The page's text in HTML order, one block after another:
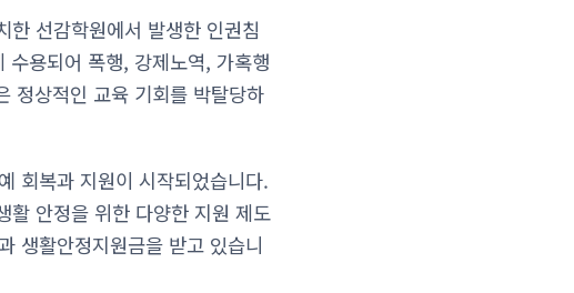
선감학원에서 발생한 인권침
용되어 폭행, 강제노역, 가혹행
정상적인 교육 기회를 박탈당하
회복과 지원이 시작되었습니다.
활 안정을 위한 다양한 지원 제도
생활안정지원금을 받고 있습니